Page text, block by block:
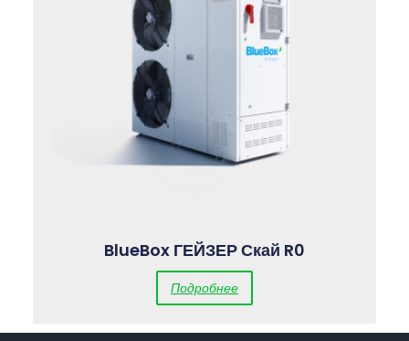
BlueBox ГЕЙЗЕР Скай R0
Подробнее